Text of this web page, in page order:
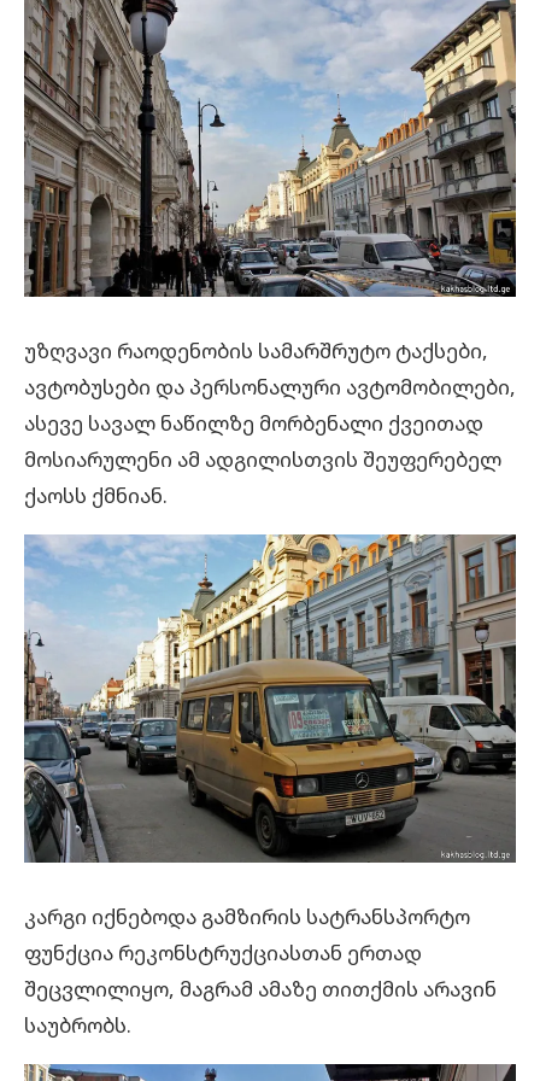
უზღვავი რაოდენობის სამარშრუტო ტაქსები,
ავტობუსები და პერსონალური ავტომობილები,
ასევე სავალ ნაწილზე მორბენალი ქვეითად
მოსიარულენი ამ ადგილისთვის შეუფერებელ
ქაოსს ქმნიან.
კარგი იქნებოდა გამზირის სატრანსპორტო
ფუნქცია რეკონსტრუქციასთან ერთად
შეცვლილიყო, მაგრამ ამაზე თითქმის არავინ
საუბრობს.